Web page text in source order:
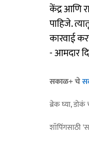
केंद्र आणि
पाहिजे.
कारवाई
- आमदार
सकाळ+ चे
ब्रेक घ्या,
शॉपिंगसाठी